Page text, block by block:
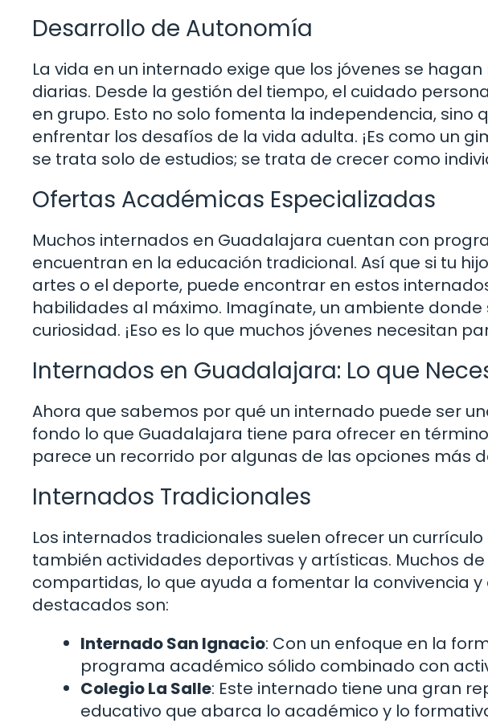
Desarrollo de Autonomía
La vida en un internado exige que los jóvenes se
diarias. Desde la gestión del tiempo, el cuidado
en grupo. Esto no solo fomenta la independencia,
enfrentar los desafíos de la vida adulta. ¡Es como un
se trata solo de estudios; se trata de crecer como
Ofertas Académicas Especializadas
Muchos internados en Guadalajara cuentan con
encuentran en la educación tradicional. Así que si tu
artes o el deporte, puede encontrar en estos
habilidades al máximo. Imagínate, un ambiente
curiosidad. ¡Eso es lo que muchos jóvenes necesitan
Internados en Guadalajara: Lo que
Ahora que sabemos por qué un internado puede ser
fondo lo que Guadalajara tiene para ofrecer en
parece un recorrido por algunas de las opciones más
Internados Tradicionales
Los internados tradicionales suelen ofrecer un
también actividades deportivas y artísticas. Muchos
compartidas, lo que ayuda a fomentar la convivencia
destacados son:
Internado San Ignacio: Con un enfoque en la
programa académico sólido combinado con
Colegio La Salle: Este internado tiene una gran
educativo que abarca lo académico y lo